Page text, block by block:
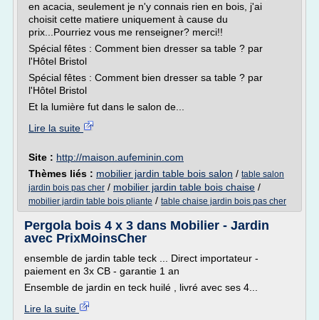
en acacia, seulement je n'y connais rien en bois, j'ai
choisit cette matiere uniquement à cause du
prix...Pourriez vous me renseigner? merci!!
Spécial fêtes : Comment bien dresser sa table ? par
l'Hôtel Bristol
Spécial fêtes : Comment bien dresser sa table ? par
l'Hôtel Bristol
Et la lumière fut dans le salon de...
Lire la suite
Site : http://maison.aufeminin.com
Thèmes liés : mobilier jardin table bois salon / table salon
jardin bois pas cher / mobilier jardin table bois chaise /
mobilier jardin table bois pliante / table chaise jardin bois pas cher
Pergola bois 4 x 3 dans Mobilier - Jardin
avec PrixMoinsCher
ensemble de jardin table teck ... Direct importateur -
paiement en 3x CB - garantie 1 an
Ensemble de jardin en teck huilé , livré avec ses 4...
Lire la suite